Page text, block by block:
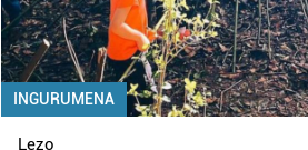
INGURUMENA
Lezo